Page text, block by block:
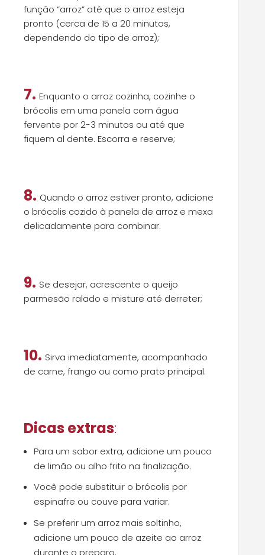
função “arroz” até que o arroz esteja
pronto (cerca de 15 a 20 minutos,
dependendo do tipo de arroz);
7.Enquanto o arroz cozinha, cozinhe o
brócolis em uma panela com água
fervente por 2-3 minutos ou até que
fiquem al dente. Escorra e reserve;
8. Quando o arroz estiver pronto, adicione
o brócolis cozido à panela de arroz e mexa
delicadamente para combinar.
9. Se desejar, acrescente o queijo
parmesão ralado e misture até derreter;
10. Sirva imediatamente, acompanhado
de carne, frango ou como prato principal.
Dicas extras:
Para um sabor extra, adicione um pouco
de limão ou alho frito na finalização.
Você pode substituir o brócolis por
espinafre ou couve para variar.
Se preferir um arroz mais soltinho,
adicione um pouco de azeite ao arroz
durante o preparo.